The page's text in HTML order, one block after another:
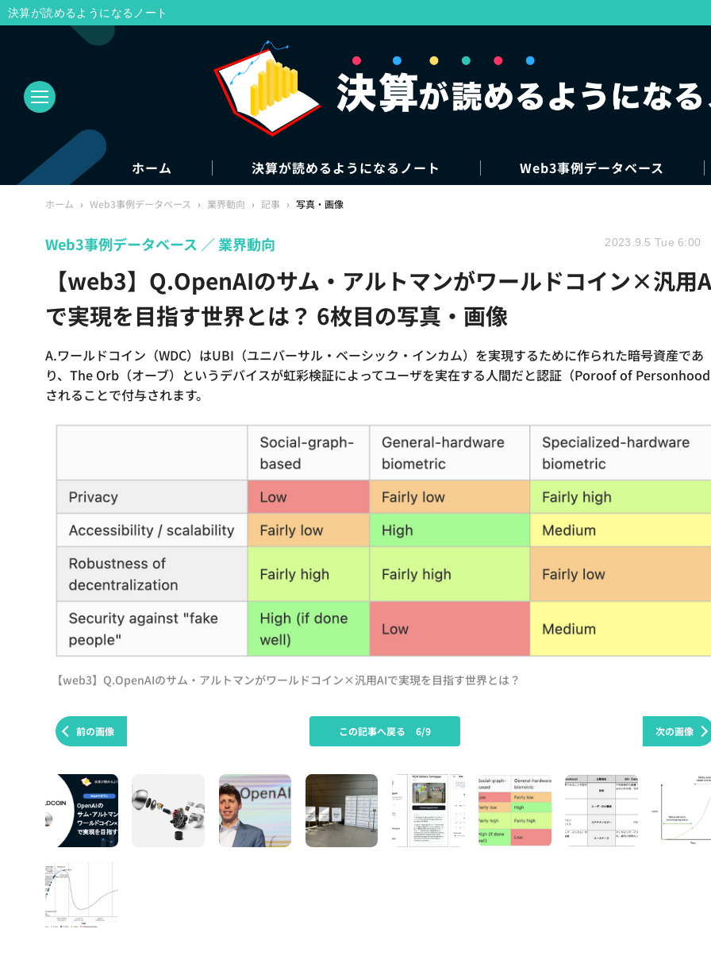
ホーム 決算が読めるようになるノート Web3事例データベース
ホーム › Web3事例データベース › 業界動向 › 記事 › 写真・画像
【web3】Q.OpenAIのサム・アルトマンがワールドコイン×汎用
で実現を目指す世界とは？ 6枚目の写真・画像
A.ワールドコイン（WDC）はUBI（ユニバーサル・ベーシック・インカム）を実現するために作られた暗号資産であ
り、The Orb（オーブ）というデバイスが虹彩検証によってユーザを実在する人間だと認証（Poroof of
されることで付与されます。
Web3事例データベース 業界動向 2023.9.5 Tue 6:00
【web3】Q.OpenAIのサム・アルトマンがワールドコイン×汎用AIで実現を目指す世界とは？
前の画像 次の画像
この記事へ戻る 6/9
決算が読めるようになるノート